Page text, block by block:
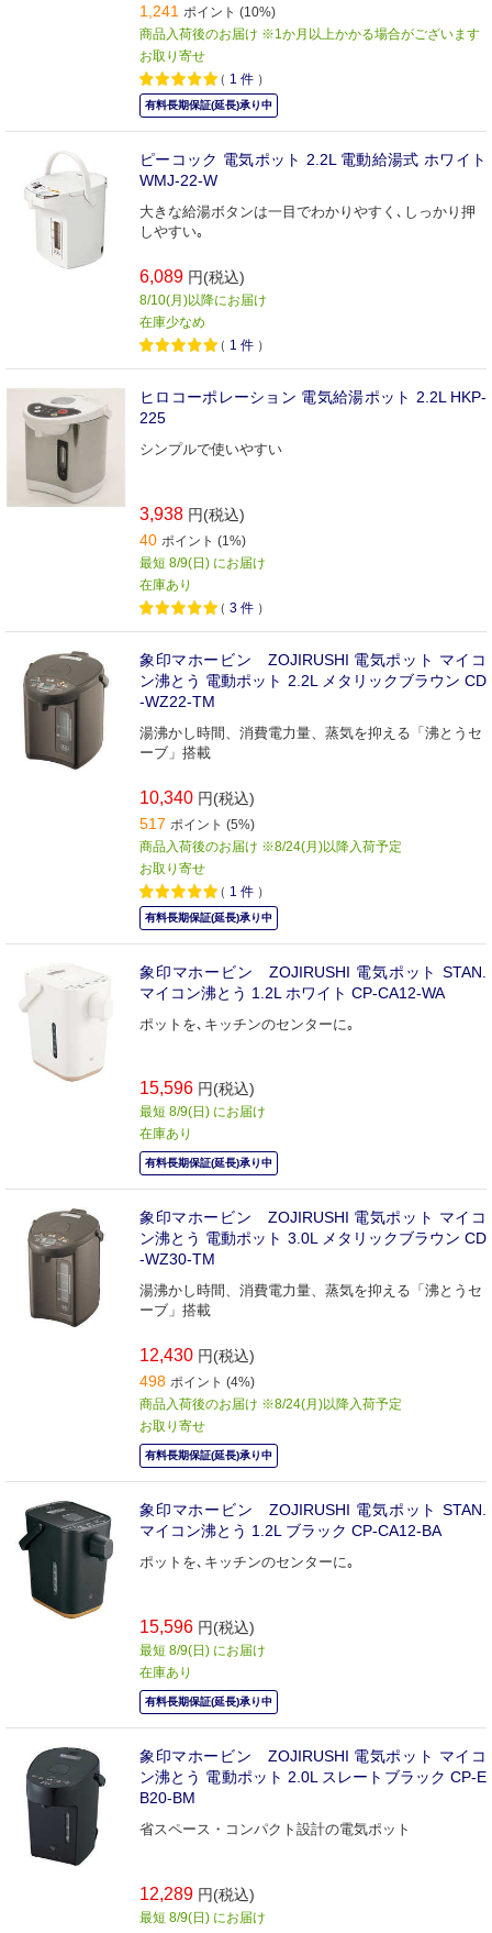
1,241 ポイント (10%)
商品入荷後のお届け ※1か月以上かかる場合がございます
お取り寄せ
（ 1 件 ）
有料長期保証(延長)承り中
ピーコック 電気ポット 2.2L 電動給湯式 ホワイト
WMJ-22-W
大きな給湯ボタンは一目でわかりやすく､しっかり押
しやすい｡
6,089 円(税込)
8/10(月)以降にお届け
在庫少なめ
（ 1 件 ）
ヒロコーポレーション 電気給湯ポット 2.2L HKP-
225
シンプルで使いやすい
3,938 円(税込)
40 ポイント (1%)
最短 8/9(日) にお届け
在庫あり
（ 3 件 ）
象印マホービン ZOJIRUSHI 電気ポット マイコ
ン沸とう 電動ポット 2.2L メタリックブラウン CD
-WZ22-TM
湯沸かし時間、消費電力量、蒸気を抑える「沸とうセ
ーブ」搭載
10,340 円(税込)
517 ポイント (5%)
商品入荷後のお届け ※8/24(月)以降入荷予定
お取り寄せ
（ 1 件 ）
有料長期保証(延長)承り中
象印マホービン ZOJIRUSHI 電気ポット STAN.
マイコン沸とう 1.2L ホワイト CP-CA12-WA
ポットを､キッチンのセンターに｡
15,596 円(税込)
最短 8/9(日) にお届け
在庫あり
有料長期保証(延長)承り中
象印マホービン ZOJIRUSHI 電気ポット マイコ
ン沸とう 電動ポット 3.0L メタリックブラウン CD
-WZ30-TM
湯沸かし時間、消費電力量、蒸気を抑える「沸とうセ
ーブ」搭載
12,430 円(税込)
498 ポイント (4%)
商品入荷後のお届け ※8/24(月)以降入荷予定
お取り寄せ
有料長期保証(延長)承り中
象印マホービン ZOJIRUSHI 電気ポット STAN.
マイコン沸とう 1.2L ブラック CP-CA12-BA
ポットを､キッチンのセンターに｡
15,596 円(税込)
最短 8/9(日) にお届け
在庫あり
有料長期保証(延長)承り中
象印マホービン ZOJIRUSHI 電気ポット マイコ
ン沸とう 電動ポット 2.0L スレートブラック CP-E
B20-BM
省スペース・コンパクト設計の電気ポット
12,289 円(税込)
最短 8/9(日) にお届け